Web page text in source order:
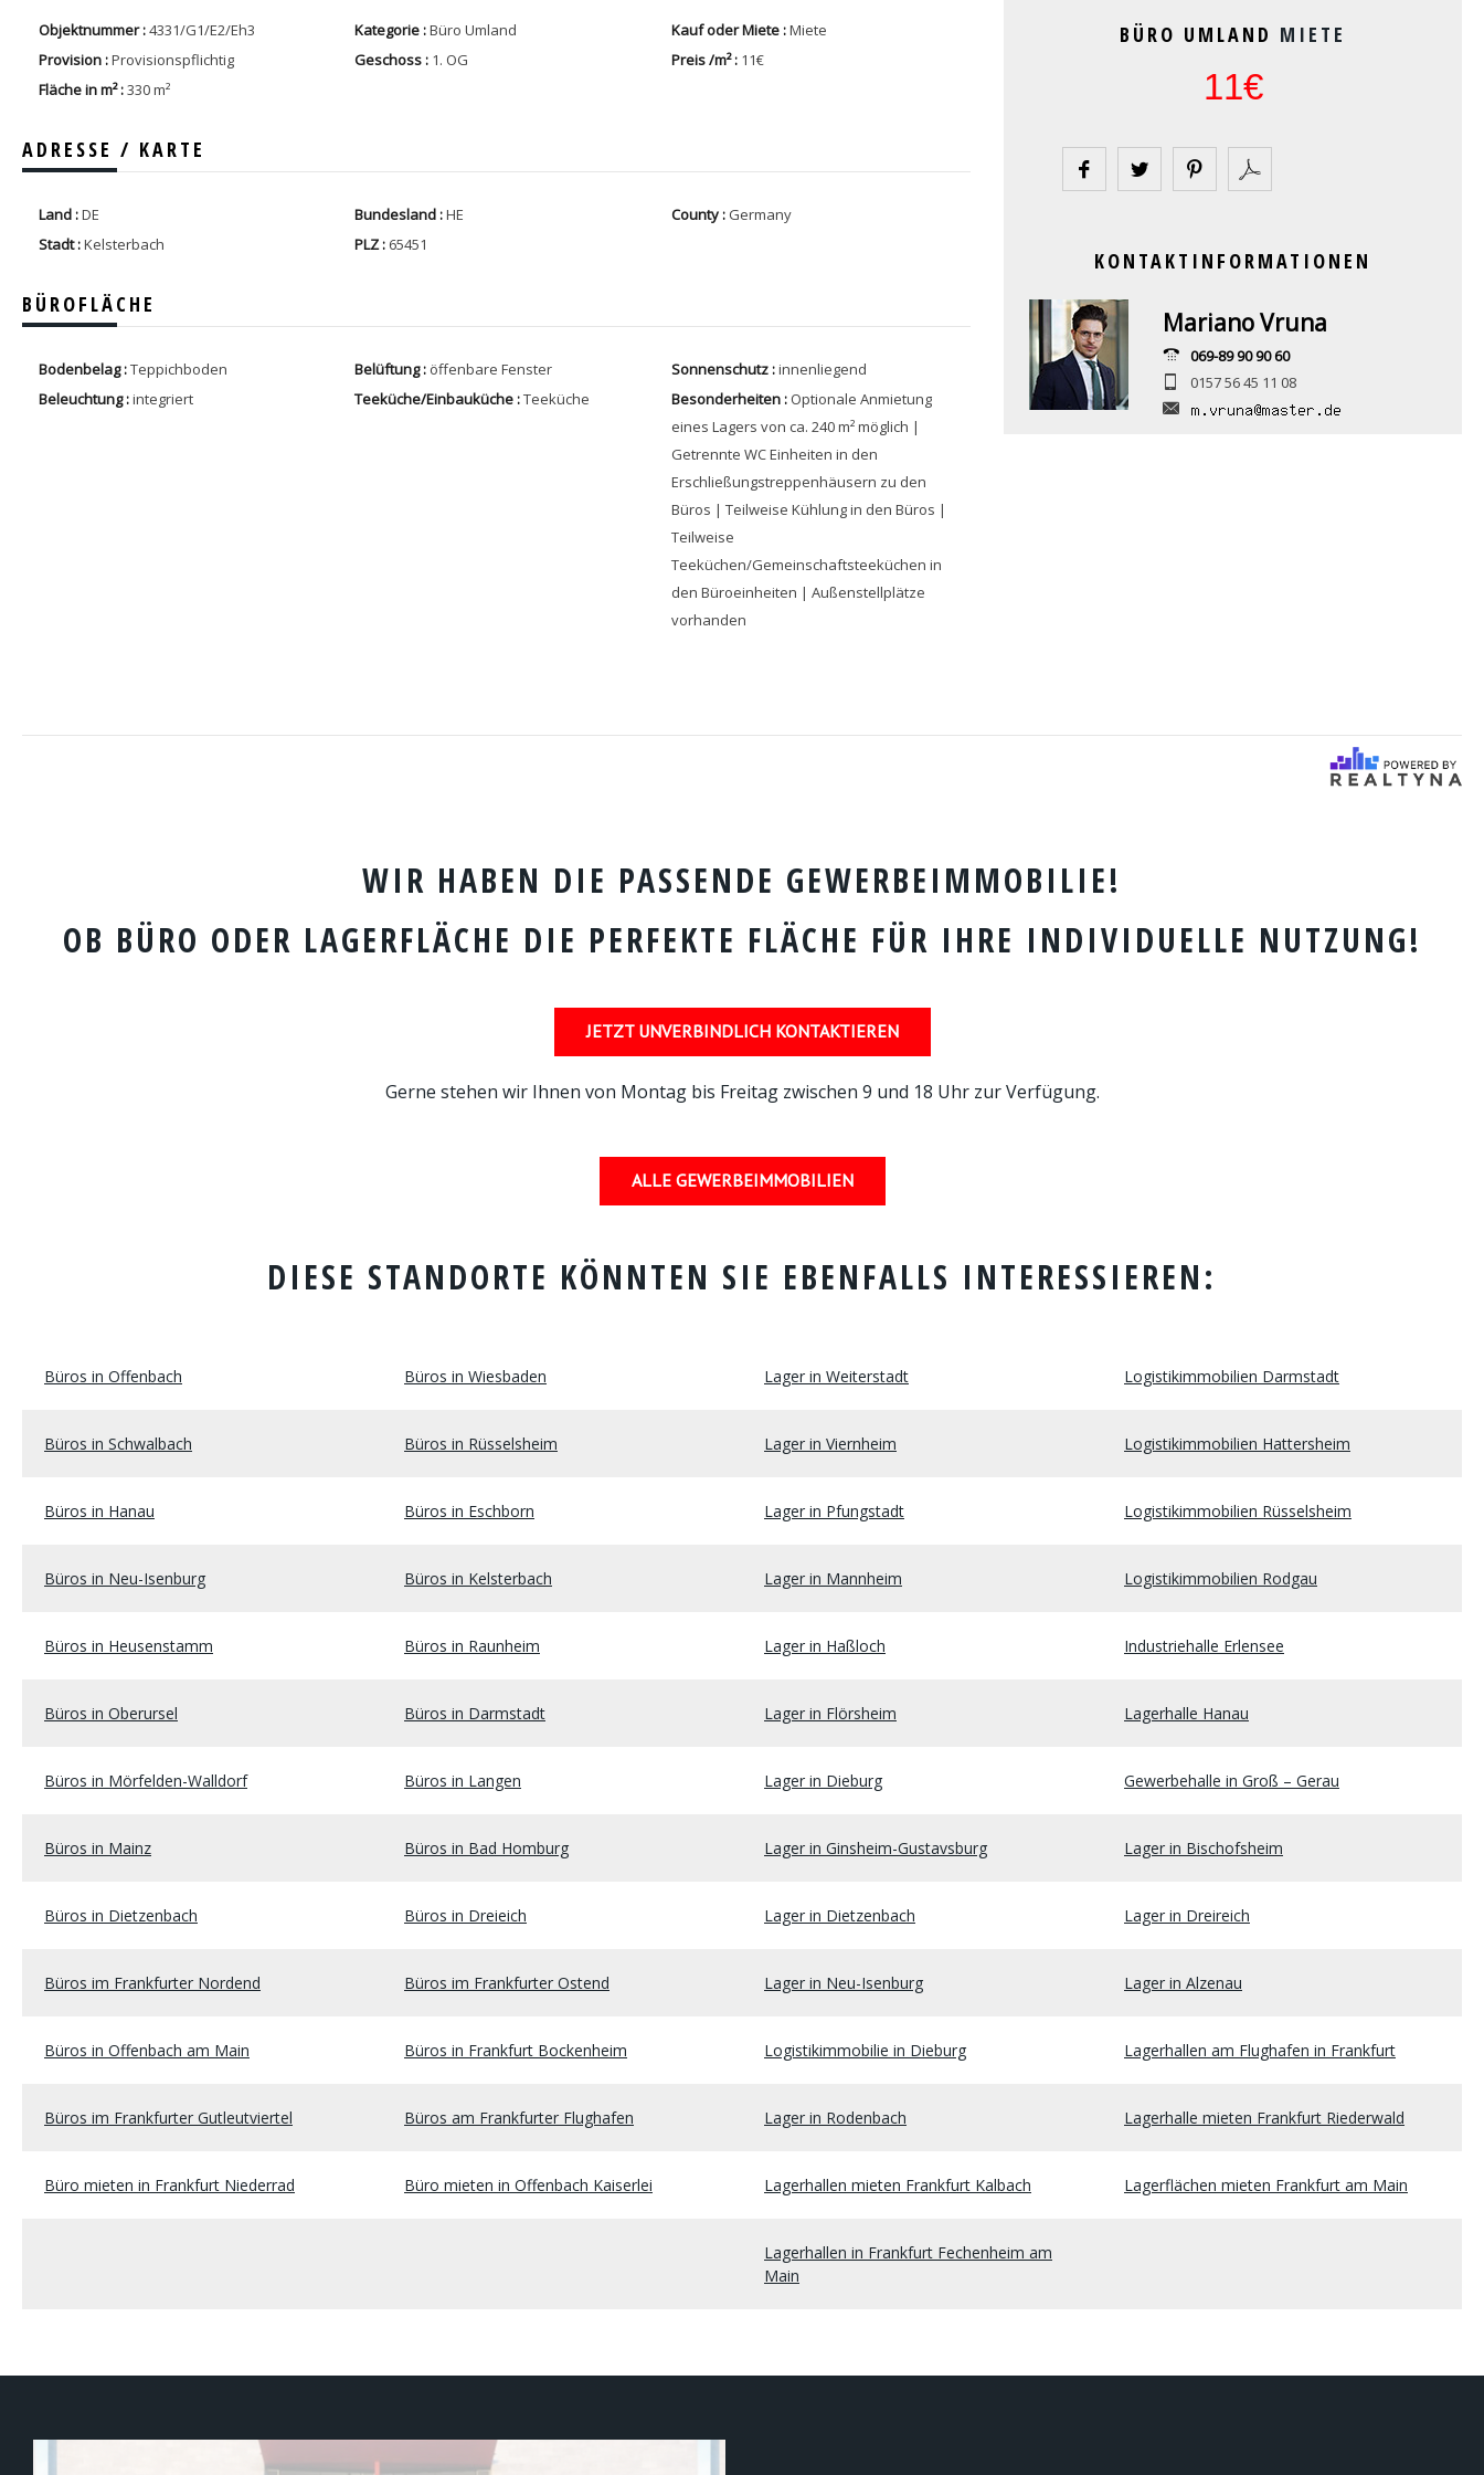
Objektnummer :4331/G1/E2/Eh3 Kategorie :Büro Umland Kauf oder Miete :Miete
Provision :Provisionspflichtig Geschoss : 1. OG Preis /m² : 11€
Fläche in m² :330 m²
ADRESSE / KARTE
Land :DE Bundesland :HE County : Germany
Stadt :Kelsterbach PLZ : 65451
BÜROFLÄCHE
Bodenbelag :Teppichboden Belüftung : öffenbare Fenster Sonnenschutz :innenliegend
Beleuchtung :integriert Teeküche/Einbauküche :Teeküche Besonderheiten : Optionale Anmietung
eines Lagers von ca. 240 m² möglich |
Getrennte WC Einheiten in den
Erschließungstreppenhäusern zu den
Büros | Teilweise Kühlung in den Büros |
Teilweise
Teeküchen/Gemeinschaftsteeküchen in
den Büroeinheiten | Außenstellplätze
vorhanden
BÜRO UMLAND MIETE
11€
KONTAKTINFORMATIONEN
Mariano Vruna
069-89 90 90 60
0157 56 45 11 08
WIR HABEN DIE PASSENDE GEWERBEIMMOBILIE!
OB BÜRO ODER LAGERFLÄCHE DIE PERFEKTE FLÄCHE FÜR IHRE INDIVIDUELLE NUTZUNG!
JETZT UNVERBINDLICH KONTAKTIEREN
Gerne stehen wir Ihnen von Montag bis Freitag zwischen 9 und 18 Uhr zur Verfügung.
ALLE GEWERBEIMMOBILIEN
DIESE STANDORTE KÖNNTEN SIE EBENFALLS INTERESSIEREN:
Büros in Offenbach Büros in Wiesbaden Lager in Weiterstadt Logistikimmobilien Darmstadt
Büros in Schwalbach Büros in Rüsselsheim Lager in Viernheim Logistikimmobilien Hattersheim
Büros in Hanau Büros in Eschborn Lager in Pfungstadt Logistikimmobilien Rüsselsheim
Büros in Neu-Isenburg Büros in Kelsterbach Lager in Mannheim Logistikimmobilien Rodgau
Büros in Heusenstamm Büros in Raunheim Lager in Haßloch Industriehalle Erlensee
Büros in Oberursel Büros in Darmstadt Lager in Flörsheim Lagerhalle Hanau
Büros in Mörfelden-Walldorf Büros in Langen Lager in Dieburg Gewerbehalle in Groß – Gerau
Büros in Mainz Büros in Bad Homburg Lager in Ginsheim-Gustavsburg Lager in Bischofsheim
Büros in Dietzenbach Büros in Dreieich Lager in Dietzenbach Lager in Dreireich
Büros im Frankfurter Nordend Büros im Frankfurter Ostend Lager in Neu-Isenburg Lager in Alzenau
Büros in Offenbach am Main Büros in Frankfurt Bockenheim Logistikimmobilie in Dieburg Lagerhallen am Flughafen in Frankfurt
Büros im Frankfurter Gutleutviertel Büros am Frankfurter Flughafen Lager in Rodenbach Lagerhalle mieten Frankfurt Riederwald
Büro mieten in Frankfurt Niederrad Büro mieten in Offenbach Kaiserlei Lagerhallen mieten Frankfurt Kalbach Lagerflächen mieten Frankfurt am Main
Lagerhallen in Frankfurt Fechenheim am
Main